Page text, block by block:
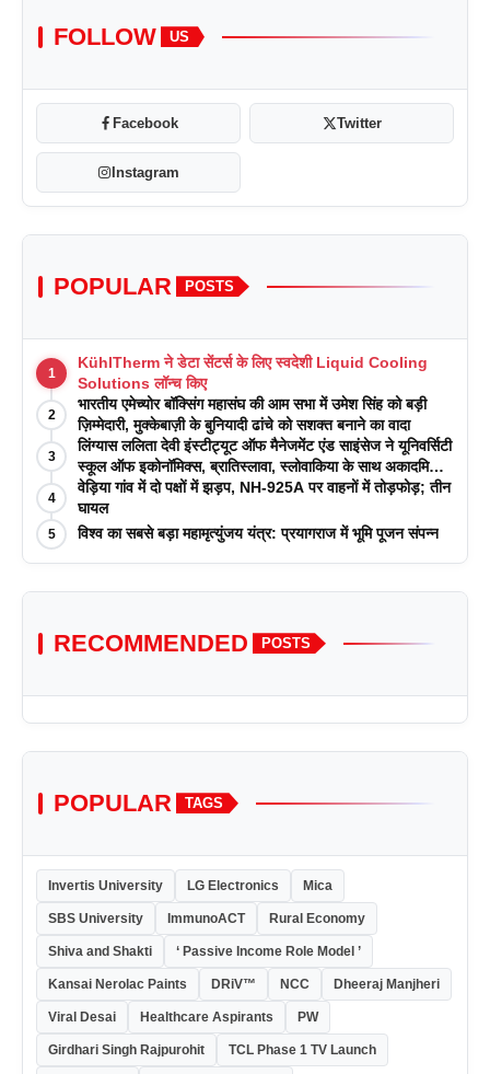
FOLLOW US
Facebook Twitter
Instagram
POPULAR POSTS
1
KühlTherm ने डेटा सेंटर्स के लिए स्वदेशी Liquid Cooling
Solutions लॉन्च किए
2
भारतीय एमेच्योर बॉक्सिंग महासंघ की आम सभा में उमेश सिंह को बड़ी
ज़िम्मेदारी, मुक्केबाज़ी के बुनियादी ढांचे को सशक्त बनाने का वादा
3
लिंग्यास ललिता देवी इंस्टीट्यूट ऑफ मैनेजमेंट एंड साइंसेज ने यूनिवर्सिटी
स्कूल ऑफ इकोनॉमिक्स, ब्रातिस्लावा, स्लोवाकिया के साथ अकादमिक
पत्रिकाओं में प्रकाशन रणनीतियों पर एक दिवसीय कार्यशाला का
आयोजन किया
4
वेड़िया गांव में दो पक्षों में झड़प, NH-925A पर वाहनों में तोड़फोड़; तीन
घायल
5 विश्व का सबसे बड़ा महामृत्युंजय यंत्र: प्रयागराज में भूमि पूजन संपन्न
RECOMMENDED POSTS
POPULAR TAGS
Invertis University LG Electronics Mica
SBS University ImmunoACT Rural Economy
Shiva and Shakti ‘ Passive Income Role Model ’
Kansai Nerolac Paints DRiV™ NCC Dheeraj Manjheri
Viral Desai Healthcare Aspirants PW
Girdhari Singh Rajpurohit TCL Phase 1 TV Launch